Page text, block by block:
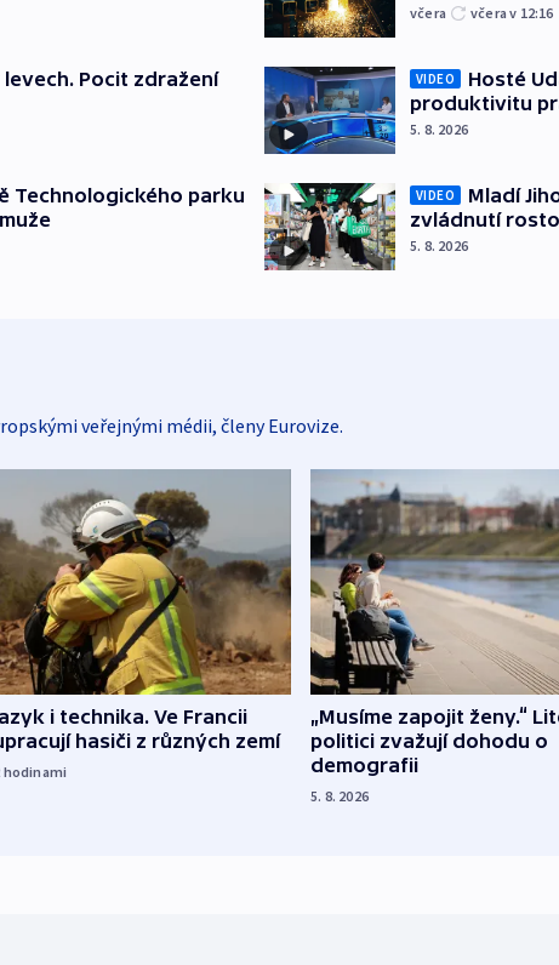
Pocit zdražení
Technologického parku
včera včera v 12:16
VIDEO
Hosté
produktivitu
5. 8. 2026
VIDEO
Mladí
zvládnutí
5. 8. 2026
veřejnými médii, členy Eurovize.
i technika. Ve Francii
hasiči z různých zemí
hodinami
„Musíme zapojit ženy.“
politici zvažují dohodu o
demografii
5. 8. 2026